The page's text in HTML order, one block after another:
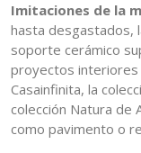
Imitaciones de la
hasta desgastados,
soporte cerámico
proyectos interiores
Casainfinita, la
colección Natura de
como pavimento o